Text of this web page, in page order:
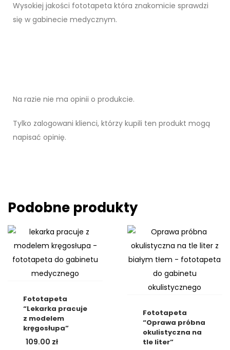
Wysokiej jakości fototapeta która znakomicie sprawdzi
się w gabinecie medycznym.
Na razie nie ma opinii o produkcie.
Tylko zalogowani klienci, którzy kupili ten produkt mogą
napisać opinię.
Podobne produkty
Fototapeta
“Lekarka pracuje
z modelem
kręgosłupa”
109.00 zł
Fototapeta
“Oprawa próbna
okulistyczna na
tle liter”